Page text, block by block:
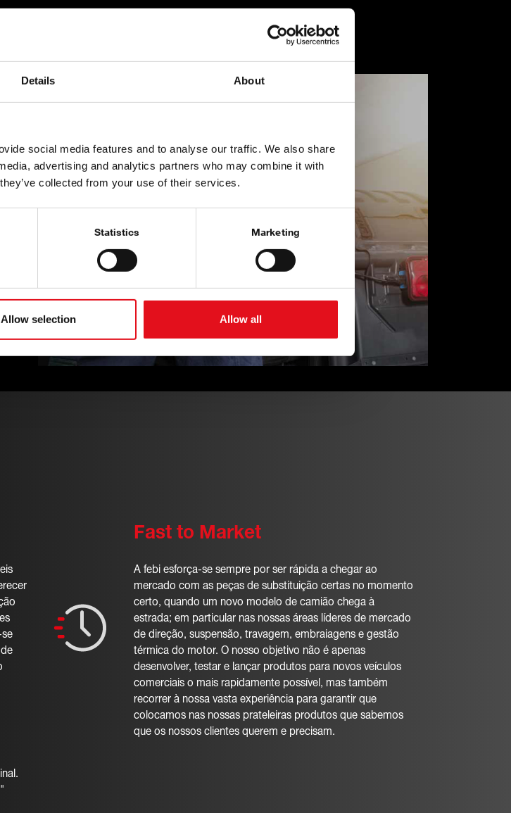
Details About
social media features and to analyse our traffic. We also share
advertising and analytics partners who may combine it with
collected from your use of their services.
Statistics Marketing
Allow selection Allow all
Fast to Market
A febi esforça-se sempre por ser rápida a chegar ao
mercado com as peças de substituição certas no momento
certo, quando um novo modelo de camião chega à
estrada; em particular nas nossas áreas líderes de mercado
de direção, suspensão, travagem, embraiagens e gestão
térmica do motor. O nosso objetivo não é apenas
desenvolver, testar e lançar produtos para novos veículos
comerciais o mais rapidamente possível, mas também
recorrer à nossa vasta experiência para garantir que
colocamos nas nossas prateleiras produtos que sabemos
que os nossos clientes querem e precisam.